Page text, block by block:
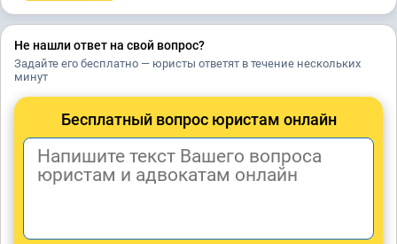
Не нашли ответ на свой вопрос?
Задайте его бесплатно — юристы ответят в течение нескольких
минут
Бесплатный вопрос юристам онлайн